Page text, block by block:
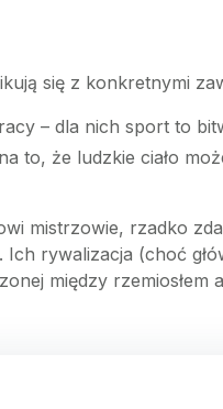
się z konkretnymi
– dla nich sport to
to, że ludzkie ciało
mistrzowie, rzadko
rywalizacja (choć
między rzemiosłem